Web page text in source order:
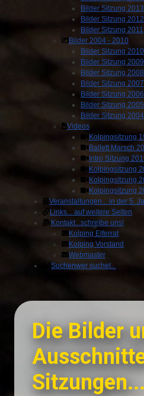
Bilder Sitzung 2013
Bilder Sitzung 2012
Bilder Sitzung 2011
Bilder 2004 - 2010
Bilder Sitzung 2010
Bilder Sitzung 2009
Bilder Sitzung 2008
Bilder Sitzung 2007
Bilder Sitzung 2006
Bilder Sitzung 2005
Bilder Sitzung 2004
Videos
Kolpingsitzung
Ballett Marsch
Intro Sitzung
Kolpingsitzung
Kolpingsitzung
Kolpingsitzung
Veranstaltungen... in der 5.
Links... auf weitere Seiten
Kontakt...schreibe uns!
Kolping Elferrat
Kolping Vorstand
Webmaster
Suchenwer suchet...
Die Bilder
Sitzungen...